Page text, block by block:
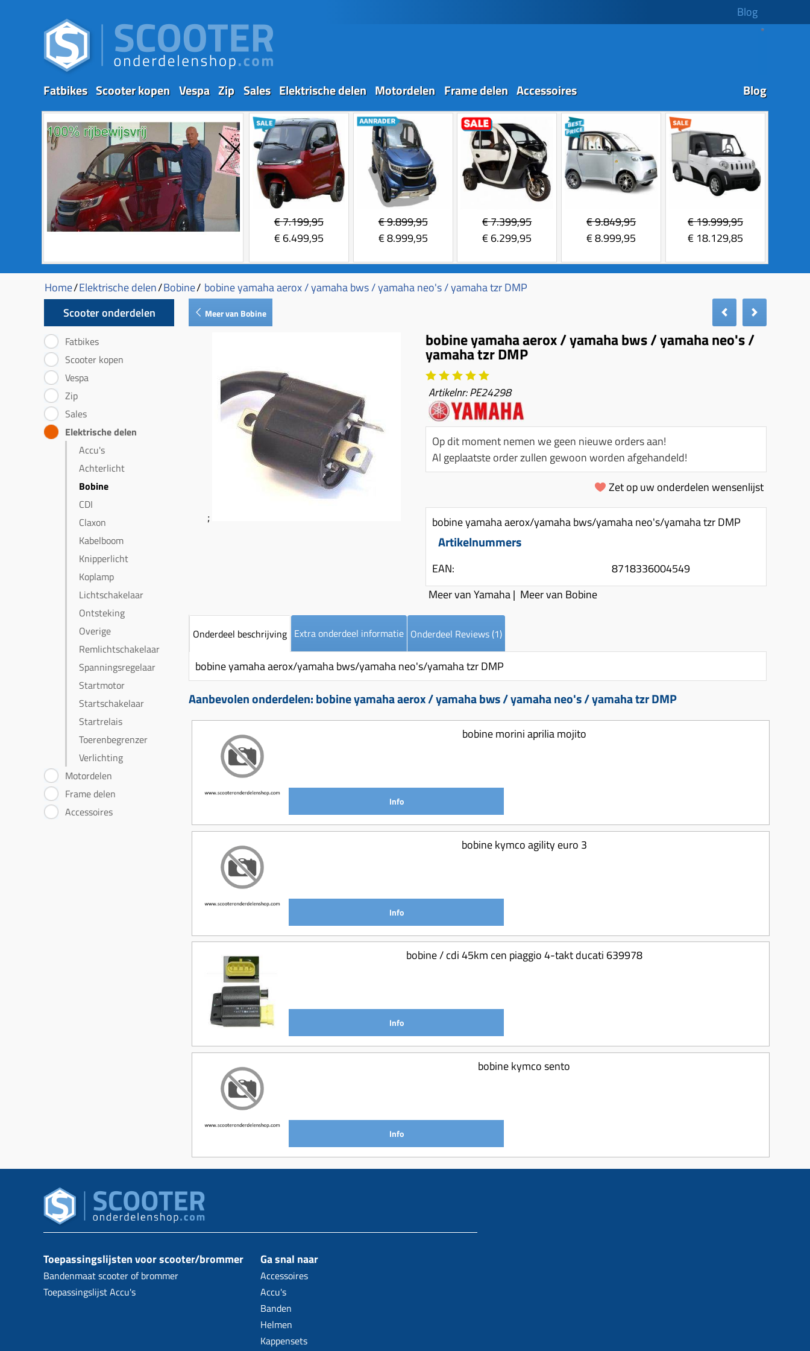
Blog
Fatbikes Scooter kopen Vespa Zip Sales Elektrische delen Motordelen Frame delen Accessoires Blog
€7.199,95
€6.499,95
€9.899,95
€8.999,95
€7.399,95
€6.299,95
€9.849,95
€8.999,95
€19.999,95
€ 18.129,85
Home/Elektrische delen/Bobine/ bobine yamaha aerox / yamaha bws / yamaha neo's / yamaha tzr DMP
Scooter onderdelen
Fatbikes
Scooter kopen
Vespa
Zip
Sales
Elektrische delen
Accu's
Achterlicht
Bobine
CDI
Claxon
Kabelboom
Knipperlicht
Koplamp
Lichtschakelaar
Ontsteking
Overige
Remlichtschakelaar
Spanningsregelaar
Startmotor
Startschakelaar
Startrelais
Toerenbegrenzer
Verlichting
Motordelen
Frame delen
Accessoires
Meer van Bobine
;
bobine yamaha aerox / yamaha bws / yamaha neo's /
yamaha tzr DMP
Artikelnr:PE24298
Op dit moment nemen we geen nieuwe orders aan!
Al geplaatste order zullen gewoon worden afgehandeld!
Zet op uw onderdelen wensenlijst
bobine yamaha aerox/yamaha bws/yamaha neo's/yamaha tzr DMP
Artikelnummers
EAN:
8718336004549
Meer van Yamaha| Meer van Bobine
Onderdeel beschrijving Extra onderdeel informatie Onderdeel Reviews (1)
bobine yamaha aerox/yamaha bws/yamaha neo's/yamaha tzr DMP
Aanbevolen onderdelen: bobine yamaha aerox / yamaha bws / yamaha neo's / yamaha tzr DMP
bobine morini aprilia mojito
Info
bobine kymco agility euro 3
Info
bobine / cdi 45km cen piaggio 4-takt ducati 639978
Info
bobine kymco sento
Info
Toepassingslijsten voor scooter/brommer
Bandenmaat scooter of brommer
Toepassingslijst Accu's
Ga snal naar
Accessoires
Accu's
Banden
Helmen
Kappensets